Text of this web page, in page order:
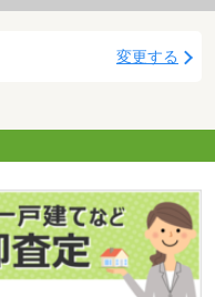
変更する